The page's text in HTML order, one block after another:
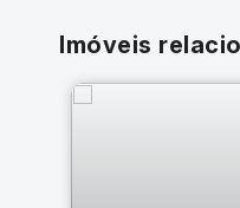
Imóveis